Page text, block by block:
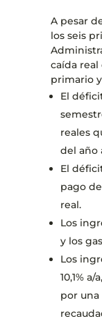
A pesar
los seis
caída
primario
El
reales
del año
El
pago
real.
Los
y los
Los
10,1%
por una